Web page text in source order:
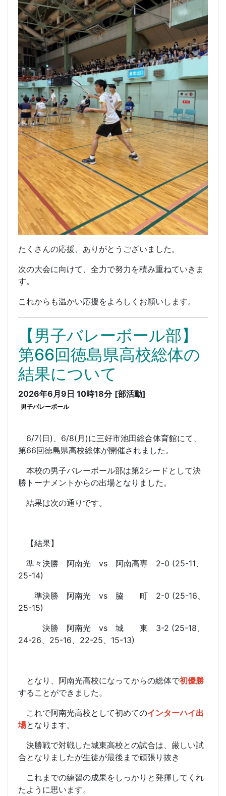
たくさんの応援、ありがとうございました。
次の大会に向けて、全力で努力を積み重ねていきま
す。
これからも温かい応援をよろしくお願いします。
【男子バレーボール部】
第66回徳島県高校総体の
結果について
2026年6月9日 10時18分 [部活動]
男子バレーボール
6/7(日)、6/8(月)に三好市池田総合体育館にて、
第66回徳島県高校総体が開催されました。
本校の男子バレーボール部は第2シードとして決
勝トーナメントからの出場となりました。
結果は次の通りです。
【結果】
準々決勝 阿南光 vs 阿南高専 2-0 (25-11、
25-14)
準決勝 阿南光 vs 脇 町 2-0 (25-16、
25-15)
決勝 阿南光 vs 城 東 3-2 (25-18、
24-26、25-16、22-25、15-13)
となり、阿南光高校になってからの総体で初優勝
することができました。
これで阿南光高校として初めてのインターハイ出
場となります。
決勝戦で対戦した城東高校との試合は、厳しい試
合となりましたが生徒が最後まで頑張り抜き
これまでの練習の成果をしっかりと発揮してくれ
たように思います。